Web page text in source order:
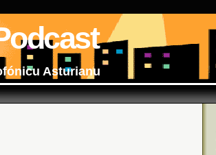
Asturianu